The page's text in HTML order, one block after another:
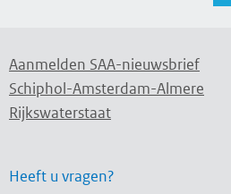
Aanmelden SAA-nieuwsbrief
Schiphol-Amsterdam-Almere
Rijkswaterstaat
Heeft u vragen?